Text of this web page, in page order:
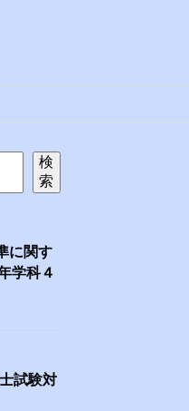
検
索
に関す
学科４
試験対